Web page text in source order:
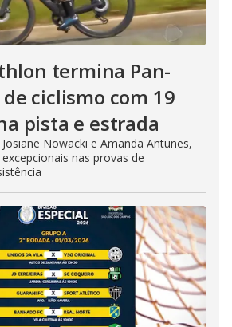
termina Pan-
ciclismo com 19
pista e estrada
Nowacki e Amanda Antunes,
nas provas de